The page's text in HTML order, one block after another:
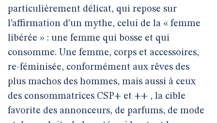
particulièrement délicat, qui repose sur
l’affirmation d’un mythe, celui de la « femme
libérée » : une femme qui bosse et qui
consomme. Une femme, corps et accessoires,
re-féminisée, conformément aux rêves des
plus machos des hommes, mais aussi à ceux
des consommatrices CSP+ et ++ , la cible
favorite des annonceurs, de parfums, de mode